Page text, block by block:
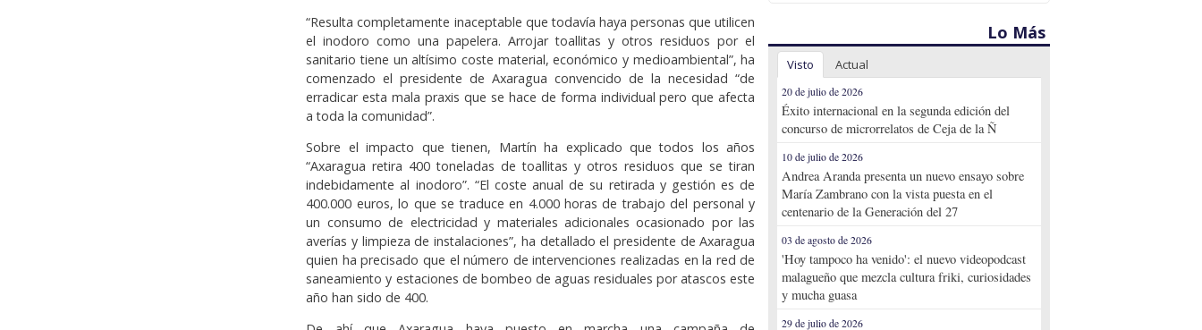
“Resulta completamente inaceptable que todavía haya personas que utilicen
el inodoro como una papelera. Arrojar toallitas y otros residuos por el
sanitario tiene un altísimo coste material, económico y medioambiental”, ha
comenzado el presidente de Axaragua convencido de la necesidad “de
erradicar esta mala praxis que se hace de forma individual pero que afecta
a toda la comunidad”.
Sobre el impacto que tienen, Martín ha explicado que todos los años
“Axaragua retira 400 toneladas de toallitas y otros residuos que se tiran
indebidamente al inodoro”. “El coste anual de su retirada y gestión es de
400.000 euros, lo que se traduce en 4.000 horas de trabajo del personal y
un consumo de electricidad y materiales adicionales ocasionado por las
averías y limpieza de instalaciones”, ha detallado el presidente de Axaragua
quien ha precisado que el número de intervenciones realizadas en la red de
saneamiento y estaciones de bombeo de aguas residuales por atascos este
año han sido de 400.
Lo Más
Visto Actual
20 de julio de 2026
Éxito internacional en la segunda edición del
concurso de microrrelatos de Ceja de la Ñ
10 de julio de 2026
Andrea Aranda presenta un nuevo ensayo sobre
María Zambrano con la vista puesta en el
centenario de la Generación del 27
03 de agosto de 2026
'Hoy tampoco ha venido': el nuevo videopodcast
malagueño que mezcla cultura friki, curiosidades
y mucha guasa
29 de julio de 2026